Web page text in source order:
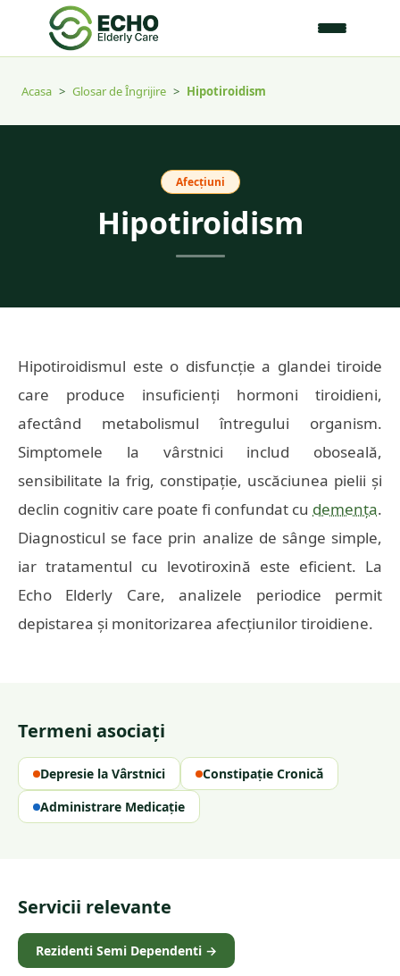
Acasa > Glosar de Îngrijire > Hipotiroidism
Afecțiuni
Hipotiroidism
Hipotiroidismul este o disfuncție a glandei tiroide
care produce insuficienți hormoni tiroidieni,
afectând metabolismul întregului organism.
Simptomele la vârstnici includ oboseală,
sensibilitate la frig, constipație, uscăciunea pielii și
declin cognitiv care poate fi confundat cu demența.
Diagnosticul se face prin analize de sânge simple,
iar tratamentul cu levotiroxină este eficient. La
Echo Elderly Care, analizele periodice permit
depistarea și monitorizarea afecțiunilor tiroidiene.
Termeni asociați
Depresie la Vârstnici
Constipație Cronică
Administrare Medicație
Servicii relevante
Rezidenti Semi Dependenti →